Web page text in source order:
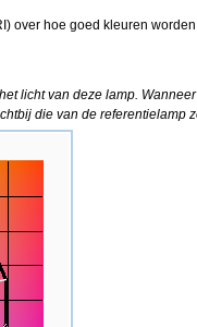
over hoe goed kleuren
licht van deze lamp.
die van de referentielamp